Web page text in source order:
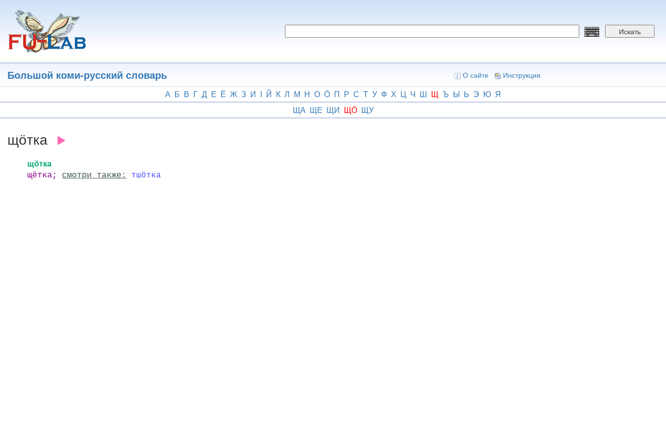
основному
содержанию
Искать
Большой коми-русский словарь О сайте Инструкция
А Б В Г Д Е Ё Ж З И І Й К Л М Н О Ӧ П Р С Т У Ф Х Ц Ч Ш Щ Ъ Ы Ь Э Ю Я
ЩА ЩЕ ЩИ ЩӦ ЩУ
щӧтка
щӧтка
щётка; смотри также: тшӧтка